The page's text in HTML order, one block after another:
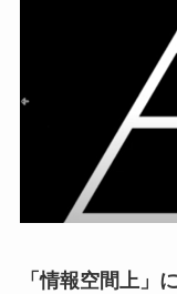
「情報空間上